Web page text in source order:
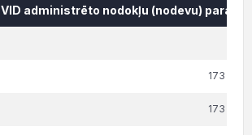
VID administrēto nodokļu (nodevu)
173
173